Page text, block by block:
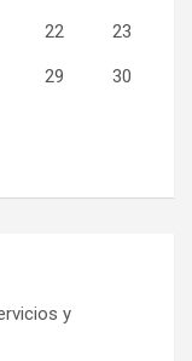
22 23
29 30
y